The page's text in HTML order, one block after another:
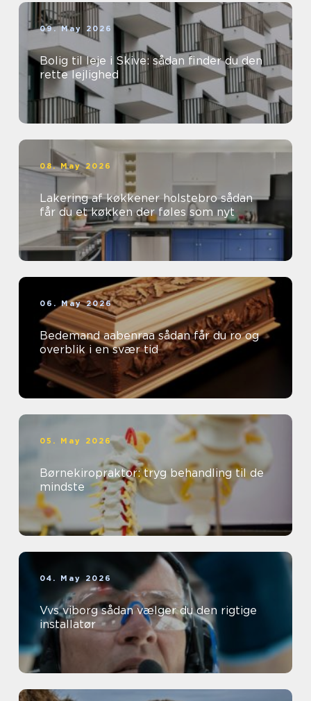
09. May 2026
Bolig til leje i Skive: sådan finder du den
rette lejlighed
08. May 2026
Lakering af køkkener holstebro sådan
får du et køkken der føles som nyt
06. May 2026
Bedemand aabenraa sådan får du ro og
overblik i en svær tid
05. May 2026
Børnekiropraktor: tryg behandling til de
mindste
04. May 2026
Vvs viborg sådan vælger du den rigtige
installatør